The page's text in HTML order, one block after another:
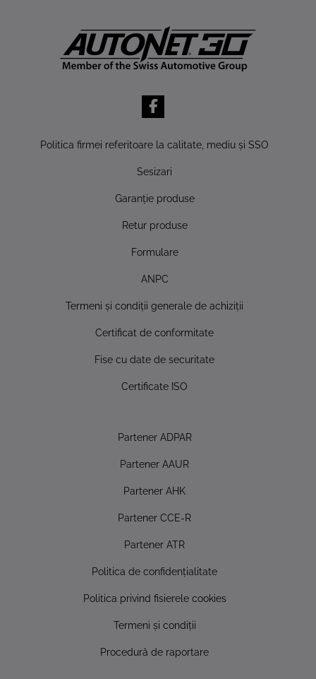
Politica firmei referitoare la calitate, mediu şi SSO
Sesizari
Garanţie produse
Retur produse
Formulare
ANPC
Termeni şi condiţii generale de achiziţii
Certificat de conformitate
Fise cu date de securitate
Certificate ISO
Partener ADPAR
Partener AAUR
Partener AHK
Partener CCE-R
Partener ATR
Politica de confidențialitate
Politica privind fisierele cookies
Termeni și condiții
Procedură de raportare